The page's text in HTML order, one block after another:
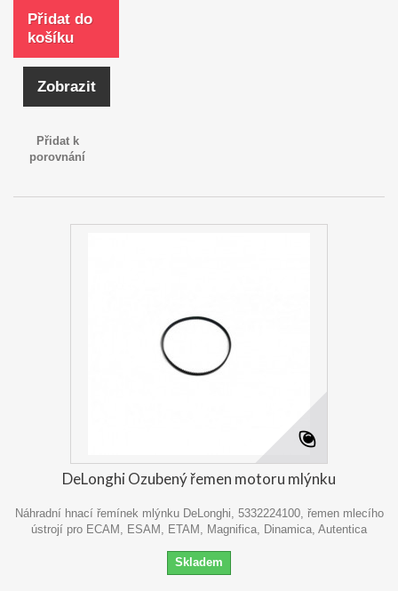
Přidat do
košíku
Zobrazit
Přidat k
porovnání
DeLonghi Ozubený řemen motoru mlýnku
Náhradní hnací řemínek mlýnku DeLonghi, 5332224100, řemen mlecího
ústrojí pro ECAM, ESAM, ETAM, Magnifica, Dinamica, Autentica
Skladem